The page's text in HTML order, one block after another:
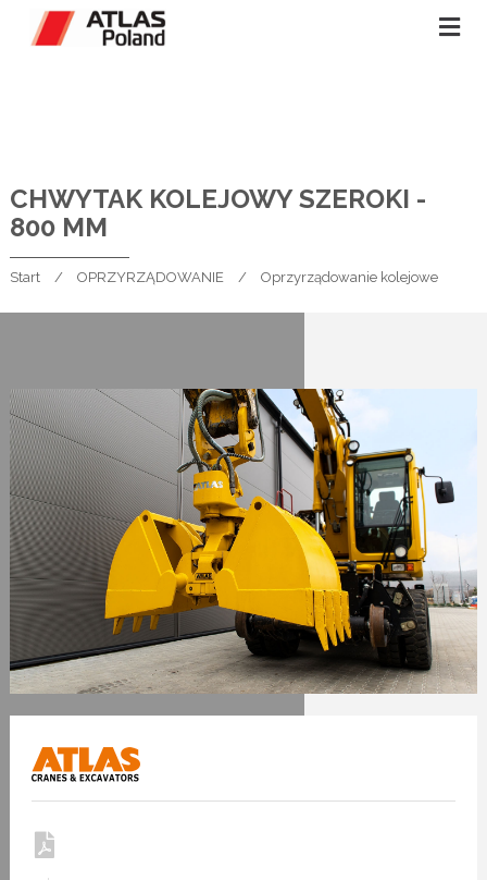
CHWYTAK KOLEJOWY SZEROKI -
800 MM
Start OPRZYRZĄDOWANIE Oprzyrządowanie kolejowe